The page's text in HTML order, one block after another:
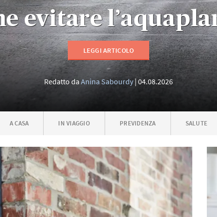
evitare
LEGGI ARTICOLO
Redatto da Anina Sabourdy 04.08.2026
A CASA IN VIAGGIO PREVIDENZA SALUTE